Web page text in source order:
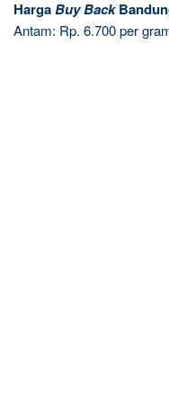
HargaBuy Back
Antam: Rp. 6.700 per